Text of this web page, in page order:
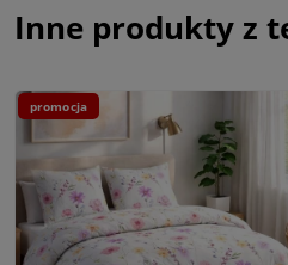
Inne produkty z
promocja